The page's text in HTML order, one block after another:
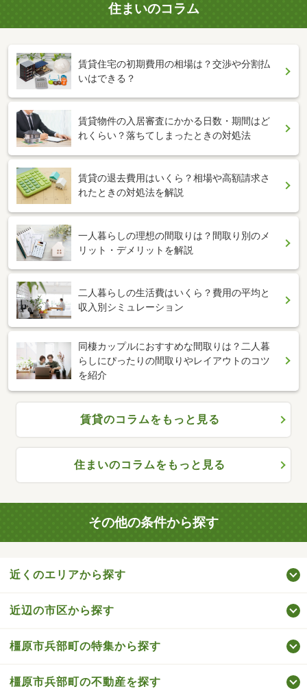
住まいのコラム
賃貸住宅の初期費用の相場は？交渉や分割払
いはできる？
賃貸物件の入居審査にかかる日数・期間はど
れくらい？落ちてしまったときの対処法
賃貸の退去費用はいくら？相場や高額請求さ
れたときの対処法を解説
一人暮らしの理想の間取りは？間取り別のメ
リット・デメリットを解説
二人暮らしの生活費はいくら？費用の平均と
収入別シミュレーション
同棲カップルにおすすめな間取りは？二人暮
らしにぴったりの間取りやレイアウトのコツ
を紹介
賃貸のコラムをもっと見る
住まいのコラムをもっと見る
その他の条件から探す
近くのエリアから探す
近辺の市区から探す
橿原市兵部町の特集から探す
橿原市兵部町の不動産を探す